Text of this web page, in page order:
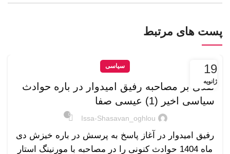
پست های مرتبط
19
ژانویه
سیاسی
نقدی بر مصاحبه رفیق امیدوار در باره حوادث
سیاسی اخیر (1) عیسی صفا
Issa-Shasavan_oghlou
0
رفیق امیدوار در آغاز پاسخ به پرسش در باره خیزش دی
ماه 1404 حوادث کنونی را در مصاحبه با مورنینگ استار